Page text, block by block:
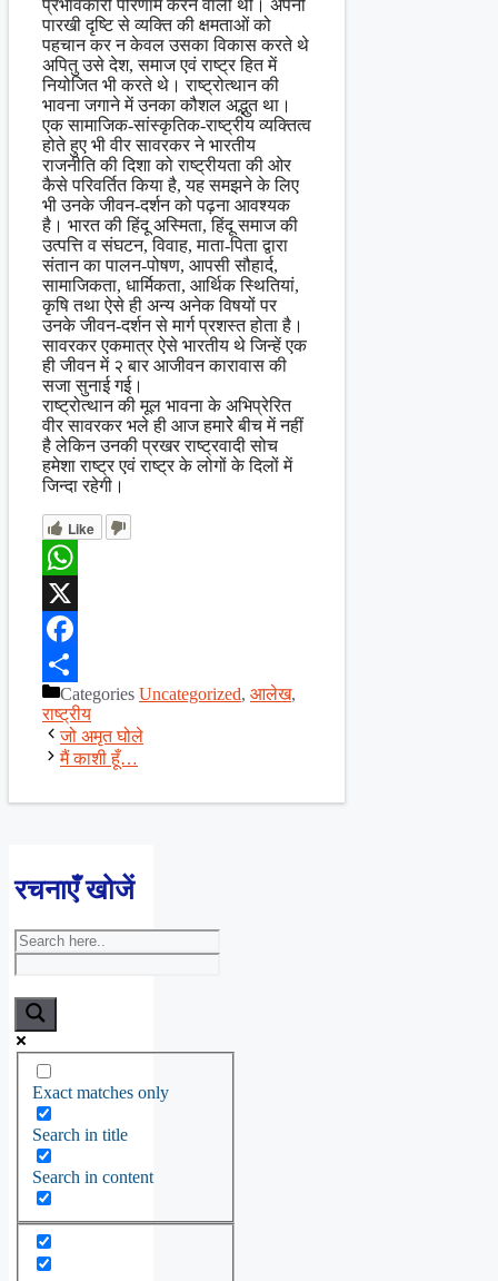
प्रभावकारी परिणाम करने वाली थी। अपनी
पारखी दृष्टि से व्यक्ति की क्षमताओं को
पहचान कर न केवल उसका विकास करते थे
अपितु उसे देश, समाज एवं राष्ट्र हित में
नियोजित भी करते थे। राष्ट्रोत्थान की
भावना जगाने में उनका कौशल अद्भुत था।
एक सामाजिक-सांस्कृतिक-राष्ट्रीय व्यक्तित्व
होते हुए भी वीर सावरकर ने भारतीय
राजनीति की दिशा को राष्ट्रीयता की ओर
कैसे परिवर्तित किया है, यह समझने के लिए
भी उनके जीवन-दर्शन को पढ़ना आवश्यक
है। भारत की हिंदू अस्मिता, हिंदू समाज की
उत्पत्ति व संघटन, विवाह, माता-पिता द्वारा
संतान का पालन-पोषण, आपसी सौहार्द,
सामाजिकता, धार्मिकता, आर्थिक स्थितियां,
कृषि तथा ऐसे ही अन्य अनेक विषयों पर
उनके जीवन-दर्शन से मार्ग प्रशस्त होता है।
सावरकर एकमात्र ऐसे भारतीय थे जिन्हें एक
ही जीवन में २ बार आजीवन कारावास की
सजा सुनाई गई।
राष्ट्रोत्थान की मूल भावना के अभिप्रेरित
वीर सावरकर भले ही आज हमारेे बीच में नहीं
है लेकिन उनकी प्रखर राष्ट्रवादी सोच
हमेशा राष्ट्र एवं राष्ट्र के लोगों के दिलों में
जिन्दा रहेगी।
Like
WhatsApp
X
Facebook
ShareCategories Uncategorized, आलेख,
राष्ट्रीय
जो अमृत घोले
मैं काशी हूँ…
रचनाएँ खोजें
Exact matches only
Search in title
Search in content